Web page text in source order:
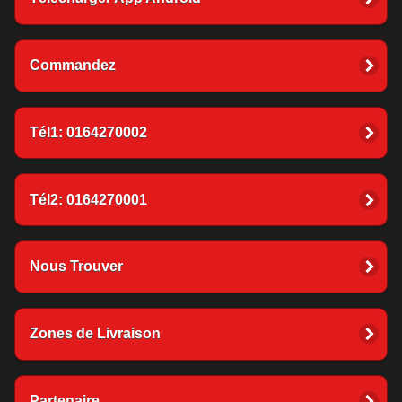
Commandez
Tél1: 0164270002
Tél2: 0164270001
Nous Trouver
Zones de Livraison